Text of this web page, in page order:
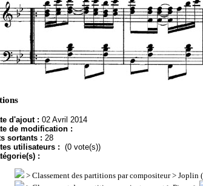
d'ajout : 02 Avril 2014
de modification :
sortants : 28
utilisateurs :
(0 vote(s))
:
> Classement des partitions par compositeur> Joplin